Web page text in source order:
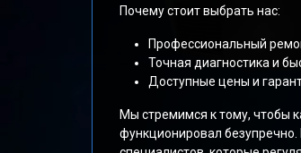
Почему стоит выбрать нас:
Профессиональный
Точная диагностика и
Доступные цены и
Мы стремимся к тому, чтобы
функционировал